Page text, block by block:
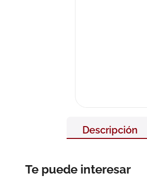
Descripción
Te puede interesar